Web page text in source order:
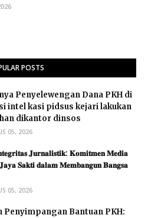
POSTS
Penyelewengan Dana PKH di
intel kasi pidsus kejari lakukan
dikantor dinsos
05, 2026
𝐉𝐮𝐫𝐧𝐚𝐥𝐢𝐬𝐭𝐢𝐤: 𝐊𝐨𝐦𝐢𝐭𝐦𝐞𝐧 𝐌𝐞𝐝𝐢𝐚
𝐒𝐚𝐤𝐭𝐢 𝐝𝐚𝐥𝐚𝐦 𝐌𝐞𝐦𝐛𝐚𝐧𝐠𝐮𝐧 𝐁𝐚𝐧𝐠𝐬𝐚
05, 2026
Penyimpangan Bantuan PKH: